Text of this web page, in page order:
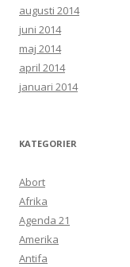
augusti 2014
juni 2014
maj 2014
april 2014
januari 2014
KATEGORIER
Abort
Afrika
Agenda 21
Amerika
Antifa